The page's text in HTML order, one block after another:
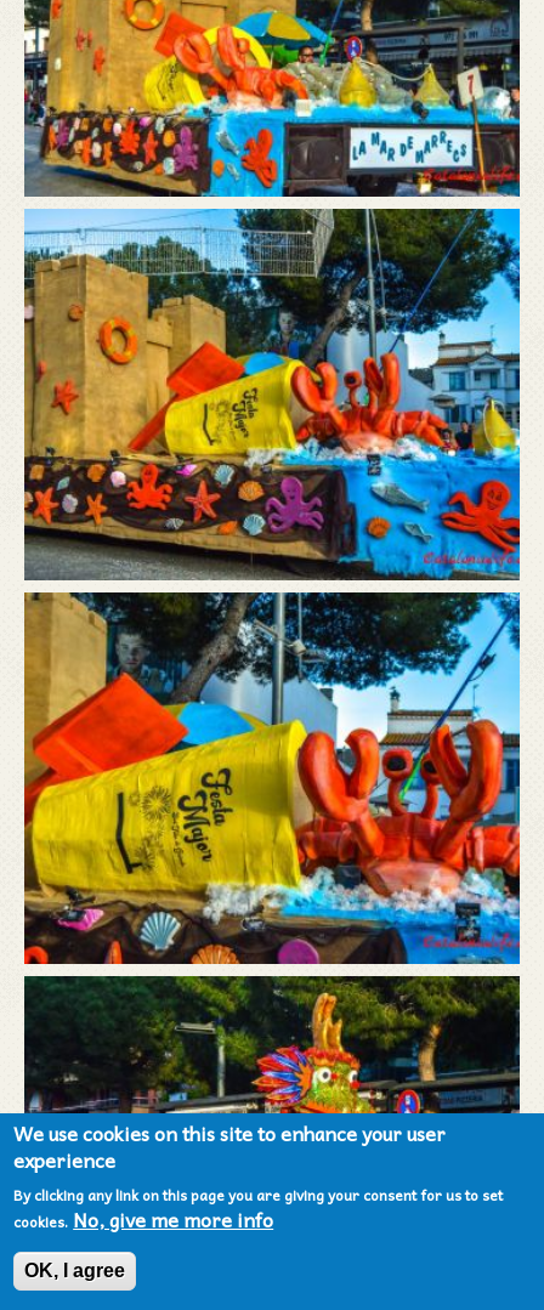
We use cookies on this site to enhance your user
experience
By clicking any link on this page you are giving your consent for us to set
cookies. No, give me more info
OK, I agree